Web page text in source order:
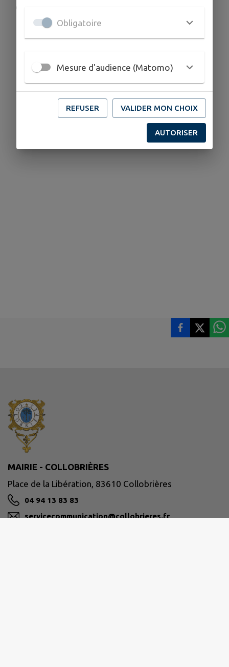
Comité des fêtes
MAIRIE - COLLOBRIÈRES
Place de la Libération, 83610 Collobrières
04 94 13 83 83
servicecommunication@collobrieres.fr
Obligatoire
Mesure d'audience (Matomo)
REFUSER VALIDER MON CHOIX
AUTORISER